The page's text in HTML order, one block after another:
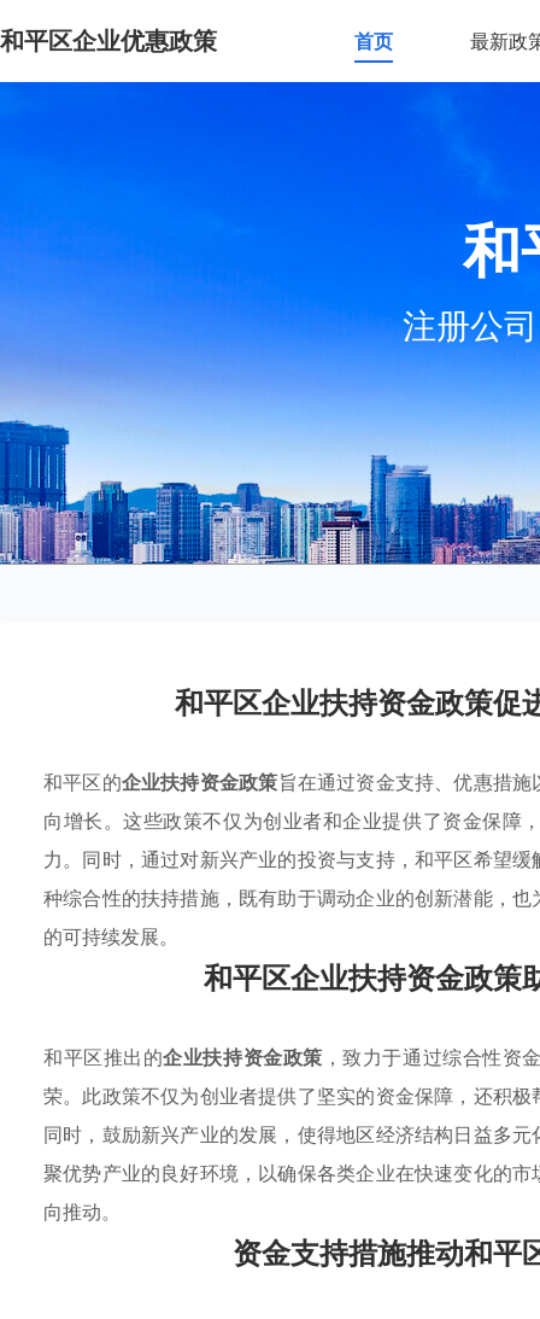
和平区企业优惠政策 首页 最新政
和
注册公
和平区企业扶持资金政策促
和平区的企业扶持资金政策旨在通过资金支持、优惠措
向增长。这些政策不仅为创业者和企业提供了资金保障
力。同时，通过对新兴产业的投资与支持，和平区希望
种综合性的扶持措施，既有助于调动企业的创新潜能，
的可持续发展。
和平区企业扶持资金政策
和平区推出的企业扶持资金政策 ，致力于通过综合性资
荣。此政策不仅为创业者提供了坚实的资金保障，还积
同时，鼓励新兴产业的发展，使得地区经济结构日益多
聚优势产业的良好环境，以确保各类企业在快速变化的
向推动。
资金支持措施推动和平